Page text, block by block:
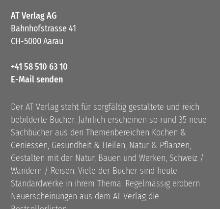
AT Verlag AG
Bahnhofstrasse 41
CH-5000 Aarau
+41 58 510 63 10
E-Mail senden
Der AT Verlag steht für sorgfältig gestaltete und reich
bebilderte Bücher. Jährlich erscheinen so rund 35 neue
Sachbücher aus den Themenbereichen Kochen &
Geniessen, Gesundheit & Heilen, Natur & Pflanzen,
Gestalten mit der Natur, Bauen und Werken, Schweiz /
Wandern / Reisen. Viele der Bücher sind heute
Standardwerke in ihrem Thema. Regelmässig erobern
Neuerscheinungen aus dem AT Verlag die